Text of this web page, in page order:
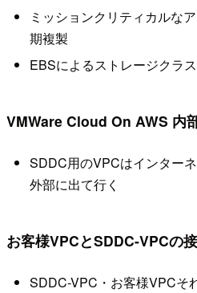
ミッションクリティカルな
期複製
EBSによるストレージクラ
VMWare Cloud On AWS 内
SDDC用のVPCはインター
外部に出て行く
お客様VPCとSDDC-VPCの
SDDC-VPC・お客様VPCそ